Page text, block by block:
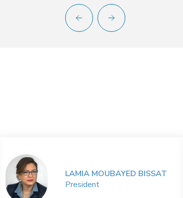
LAMIA MOUBAYED BISSAT
President